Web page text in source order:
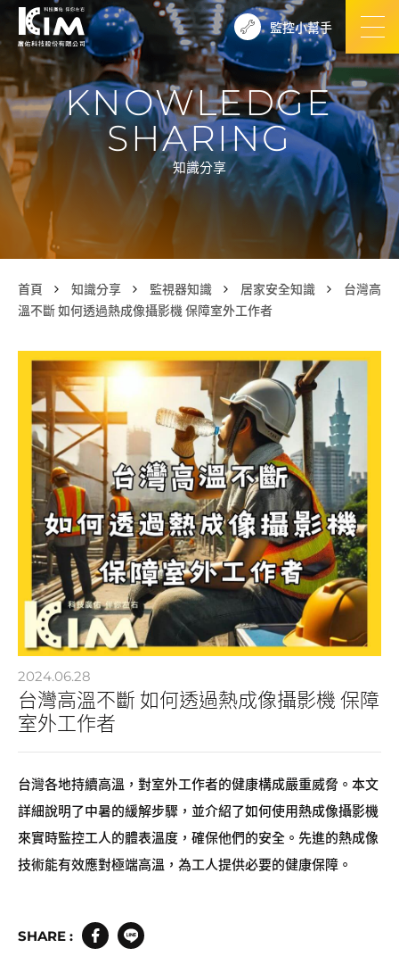
監控小幫手
KNOWLEDGE
SHARING
知識分享
首頁 知識分享 監視器知識 居家安全知識
台灣高
溫不斷 如何透過熱成像攝影機 保障室外工作者
2024.06.28
台灣高溫不斷 如何透過熱成像攝影機 保障
室外工作者
台灣各地持續高溫，對室外工作者的健康構成嚴重威脅。本文
詳細說明了中暑的緩解步驟，並介紹了如何使用熱成像攝影機
來實時監控工人的體表溫度，確保他們的安全。先進的熱成像
技術能有效應對極端高溫，為工人提供必要的健康保障。
SHARE :